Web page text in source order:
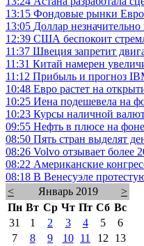
13:15 Фондовые рынки
13:05 Доллар
12:39 США беспокоит
11:37 Швеция запретит
11:31 Китай намерен
11:12 Прибыль и прогноз
10:48 Евро растет на
10:25 Иена подешевела на
10:23 Курсы наличной
09:55 Нефть в плюсе на
08:50 Пять стран выделят
08:26 Volvo отзывает более
08:22 Американские
08:18 В Венесуэле
<
Январь 2019
>
Пн Вт Ср Чт Пт Сб Вс
31
1 2 3 4 5
6
7
8 9 10 11 12 13